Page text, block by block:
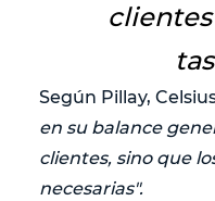
Según Pillay,
en su balance
clientes, sino que
necesarias".